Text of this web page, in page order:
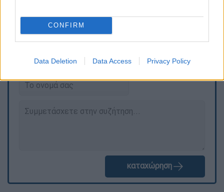
CONFIRM
Data Deletion Data Access Privacy Policy
ΕΘΝΟΣ θα παρεμβαίνει και τα προσβλητικά σχόλια θα
διαγράφονται
καταχώρηση